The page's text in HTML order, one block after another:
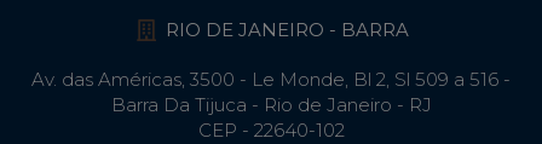
RIO DE JANEIRO - BARRA
Av. das Américas, 3500 - Le Monde, Bl 2, Sl 509 a 516 -
Barra Da Tijuca - Rio de Janeiro - RJ
CEP - 22640-102​